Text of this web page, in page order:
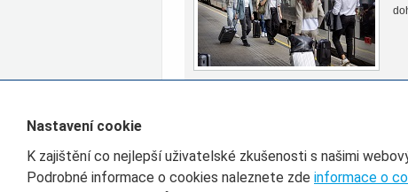
Nastavení cookie
K zajištění co nejlepší uživatelské zkušenosti s našimi
Podrobné informace o cookies naleznete zde informace o